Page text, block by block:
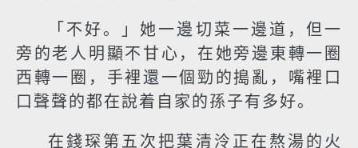
「不好。」她一邊切菜一邊道，但一
旁的老人明顯不甘心，在她旁邊東轉一圈
西轉一圈，手裡還一個勁的搗亂，嘴裡口
口聲聲的都在說着自家的孫子有多好。
在錢琛第五次把葉清泠正在熬湯的火